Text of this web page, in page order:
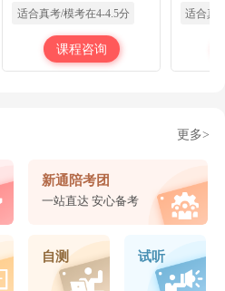
适合真考/模考在4-4.5分
课程咨询
适合真
更多>
新通陪考团
一站直达 安心备考
自测 试听